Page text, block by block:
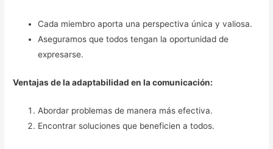
Cada miembro aporta una perspectiva única y valiosa.
Aseguramos que todos tengan la oportunidad de
expresarse.
Ventajas de la adaptabilidad en la comunicación:
Abordar problemas de manera más efectiva.
Encontrar soluciones que beneficien a todos.